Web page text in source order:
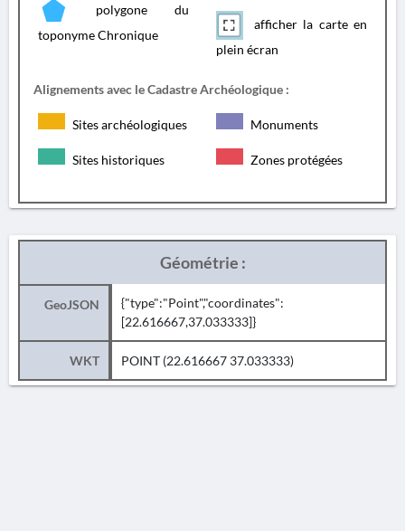
polygone du
toponyme Chronique
afficher la carte en
plein écran
Alignements avec le Cadastre Archéologique :
Sites archéologiques Monuments
Sites historiques Zones protégées
Géométrie :
GeoJSON
{"type":"Point","coordinates":
[22.616667,37.033333]}
WKT POINT (22.616667 37.033333)